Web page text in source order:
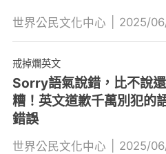
世界公民文化中心 2025/
戒掉爛英文
Sorry語氣說錯，比不說還
糟！英文道歉千萬別犯的
錯誤
世界公民文化中心 2025/